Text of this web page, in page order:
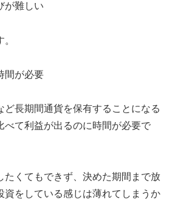
が難しい
間が必要
ど長期間通貨を保有することになる
べて利益が出るのに時間が必要で
たくてもできず、決めた期間まで放
資をしている感じは薄れてしまうか